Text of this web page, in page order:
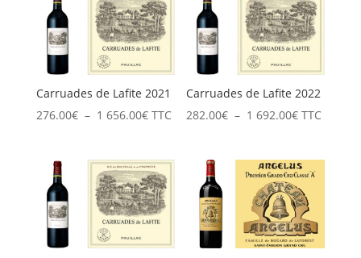
Carruades de Lafite 2021
276.00€ – 1 656.00€Plage
prix :
276.00€
à
1
656.00€
TTC
Carruades de Lafite 2022
282.00€ – 1 692.00€Plage
prix :
282.00€
à
1
692.00€
TTC